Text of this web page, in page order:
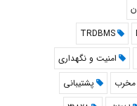
TRDBMS
امنیت و نگهداری
مخرب
پشتیبانی